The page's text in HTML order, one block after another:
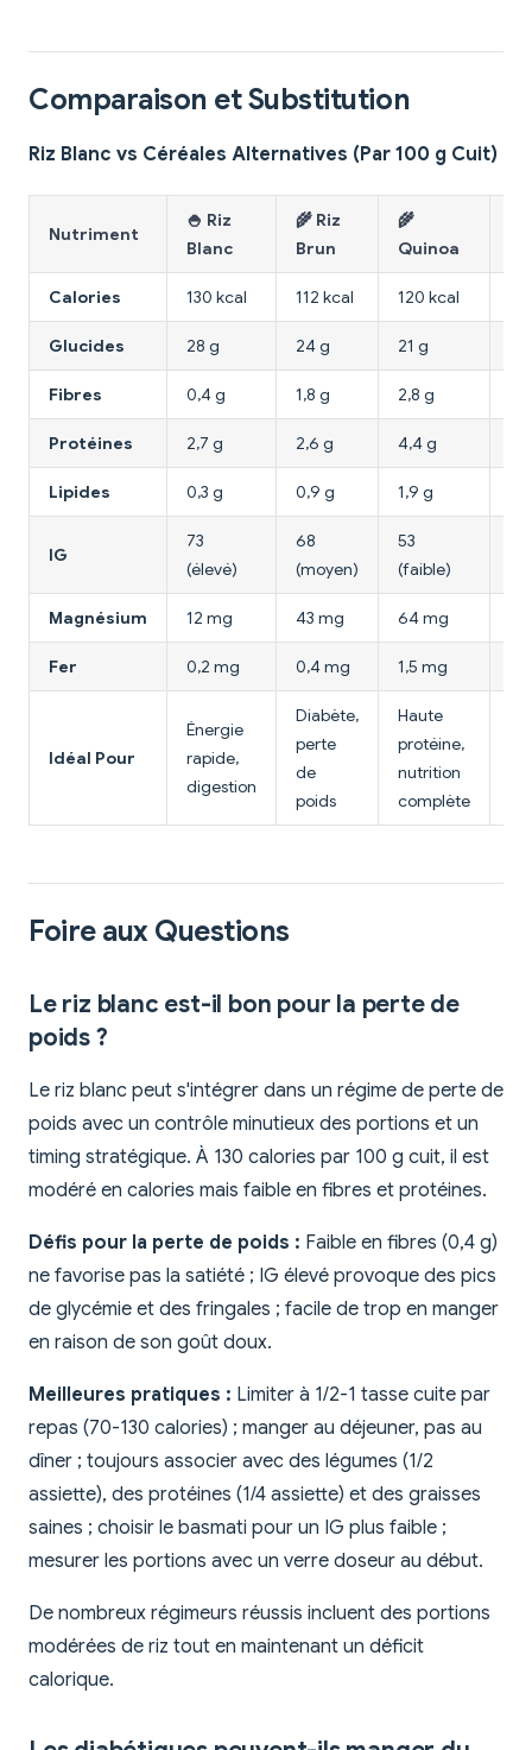
Comparaison et Substitution
Riz Blanc vs Céréales Alternatives (Par 100 g Cuit)
Nutriment
🍚 Riz
Blanc
🌾 Riz
Brun
🌾
Quinoa
Calories 130 kcal 112 kcal 120 kcal
Glucides 28 g 24 g 21 g
Fibres 0,4 g 1,8 g 2,8 g
Protéines 2,7 g 2,6 g 4,4 g
Lipides 0,3 g 0,9 g 1,9 g
IG
73
(élevé)
68
(moyen)
53
(faible)
Magnésium 12 mg 43 mg 64 mg
Fer 0,2 mg 0,4 mg 1,5 mg
Idéal Pour
Énergie
rapide,
digestion
Diabète,
perte
de
poids
Haute
protéine,
nutrition
complète
Foire aux Questions
Le riz blanc est-il bon pour la perte de
poids ?
Le riz blanc peut s'intégrer dans un régime de perte de
poids avec un contrôle minutieux des portions et un
timing stratégique. À 130 calories par 100 g cuit, il est
modéré en calories mais faible en fibres et protéines.
Défis pour la perte de poids : Faible en fibres (0,4 g)
ne favorise pas la satiété ; IG élevé provoque des pics
de glycémie et des fringales ; facile de trop en manger
en raison de son goût doux.
Meilleures pratiques : Limiter à 1/2-1 tasse cuite par
repas (70-130 calories) ; manger au déjeuner, pas au
dîner ; toujours associer avec des légumes (1/2
assiette), des protéines (1/4 assiette) et des graisses
saines ; choisir le basmati pour un IG plus faible ;
mesurer les portions avec un verre doseur au début.
De nombreux régimeurs réussis incluent des portions
modérées de riz tout en maintenant un déficit
calorique.